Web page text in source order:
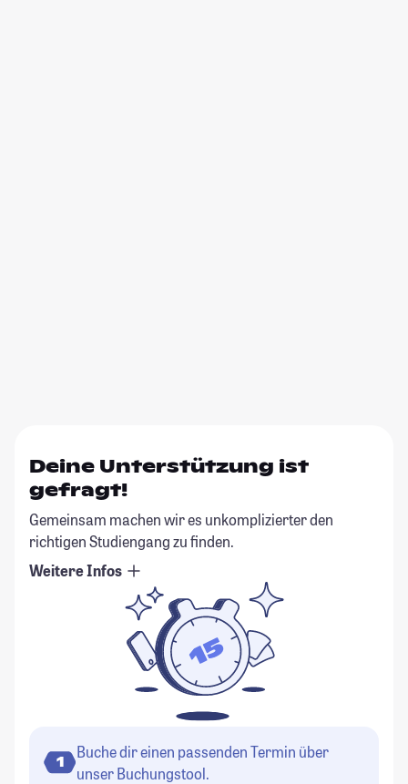
Deine Unterstützung ist
gefragt!
Gemeinsam machen wir es unkomplizierter den
richtigen Studiengang zu finden.
Weitere Infos
1
Buche dir einen passenden Termin über
unser Buchungstool.